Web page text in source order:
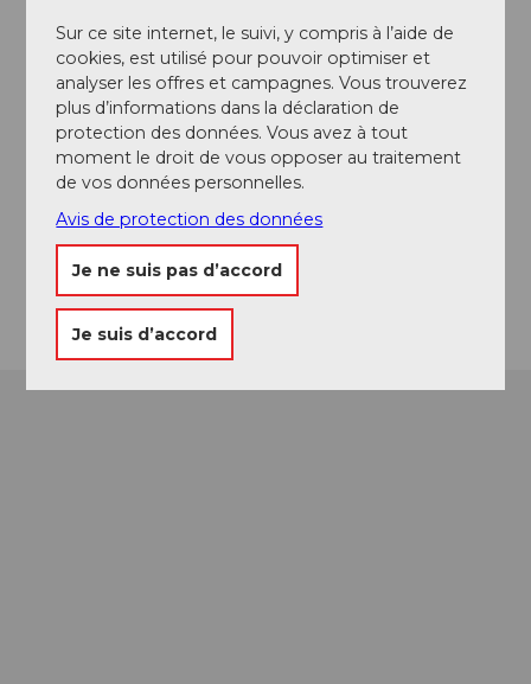
Baselstrasse 13
6003Luzern
+41 78 607 90 90
can.abay@vrilliant.ch
Website
Instagram
LinkedIn
Arrivée
Sur ce site internet, le suivi, y compris à l’aide de
cookies, est utilisé pour pouvoir optimiser et
analyser les offres et campagnes. Vous trouverez
plus d’informations dans la déclaration de
protection des données. Vous avez à tout
moment le droit de vous opposer au traitement
de vos données personnelles.
Avis de protection des données
Je ne suis pas d’accord
Je suis d’accord